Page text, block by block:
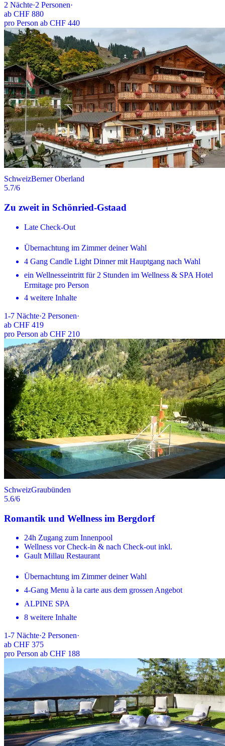
2 Nächte·2 Personen·
ab CHF 880
pro Person ab CHF 440
SchweizBerner Oberland
5.7/6
Zu zweit in Schönried-Gstaad
Late Check-Out
Übernachtung im Zimmer deiner Wahl
4 Gang Candle Light Dinner mit Hauptgang nach Wahl
ein Wellnesseintritt für 2 Stunden im Wellness & SPA Hotel
Ermitage pro Person
4 weitere Inhalte
1-7 Nächte·2 Personen·
ab CHF 419
pro Person ab CHF 210
SchweizGraubünden
5.6/6
Romantik und Wellness im Bergdorf
24h Zugang zum Innenpool
Wellness vor Check-in & nach Check-out inkl.
Gault Millau Restaurant
Übernachtung im Zimmer deiner Wahl
4-Gang Menu à la carte aus dem grossen Angebot
ALPINE SPA
8 weitere Inhalte
1-7 Nächte·2 Personen·
ab CHF 375
pro Person ab CHF 188